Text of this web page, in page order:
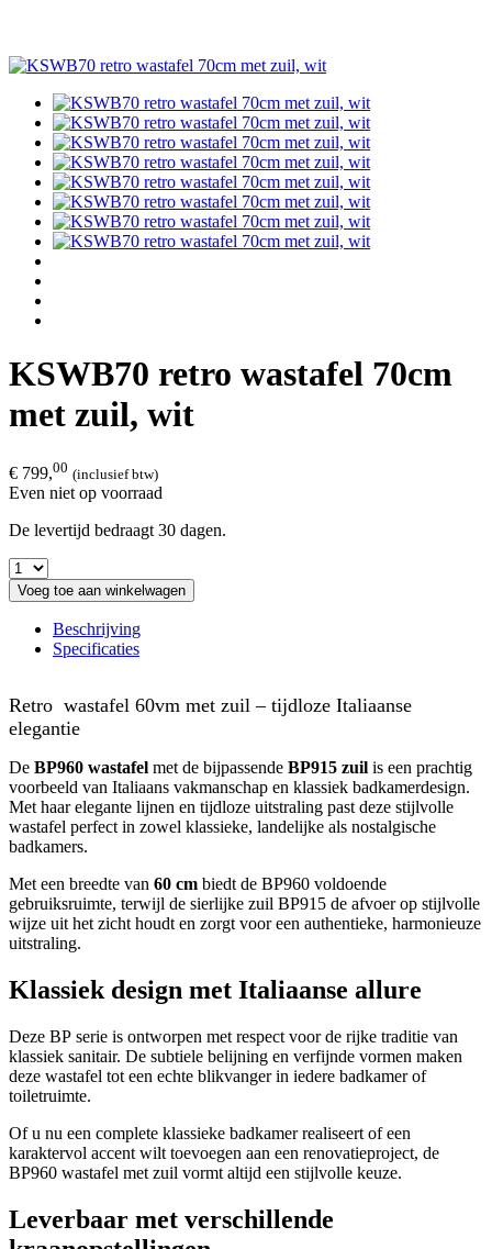
KSWB70 retro wastafel 70cm
met zuil, wit
€ 799,00 (inclusief btw)
Even niet op voorraad
De levertijd bedraagt 30 dagen.
Voeg toe aan winkelwagen
Beschrijving
Specificaties
Retro wastafel 60vm met zuil – tijdloze Italiaanse
elegantie
De BP960 wastafel met de bijpassende BP915 zuil is een prachtig
voorbeeld van Italiaans vakmanschap en klassiek badkamerdesign.
Met haar elegante lijnen en tijdloze uitstraling past deze stijlvolle
wastafel perfect in zowel klassieke, landelijke als nostalgische
badkamers.
Met een breedte van 60 cm biedt de BP960 voldoende
gebruiksruimte, terwijl de sierlijke zuil BP915 de afvoer op stijlvolle
wijze uit het zicht houdt en zorgt voor een authentieke, harmonieuze
uitstraling.
Klassiek design met Italiaanse allure
Deze BP serie is ontworpen met respect voor de rijke traditie van
klassiek sanitair. De subtiele belijning en verfijnde vormen maken
deze wastafel tot een echte blikvanger in iedere badkamer of
toiletruimte.
Of u nu een complete klassieke badkamer realiseert of een
karaktervol accent wilt toevoegen aan een renovatieproject, de
BP960 wastafel met zuil vormt altijd een stijlvolle keuze.
Leverbaar met verschillende